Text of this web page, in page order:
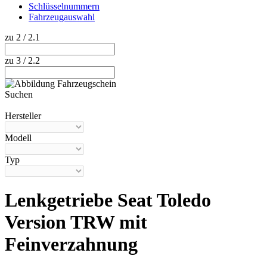
Schlüsselnummern
Fahrzeugauswahl
zu 2 / 2.1
zu 3 / 2.2
Suchen
Hersteller
Modell
Typ
Lenkgetriebe Seat Toledo
Version TRW mit
Feinverzahnung